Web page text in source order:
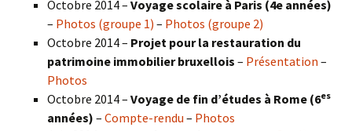
Octobre 2014 – Voyage scolaire à Paris (4e années)
– Photos (groupe 1) – Photos (groupe 2)
Octobre 2014 – Projet pour la restauration du
patrimoine immobilier bruxellois – Présentation –
Photos
Octobre 2014 – Voyage de fin d’études à Rome (6es
années) – Compte-rendu – Photos